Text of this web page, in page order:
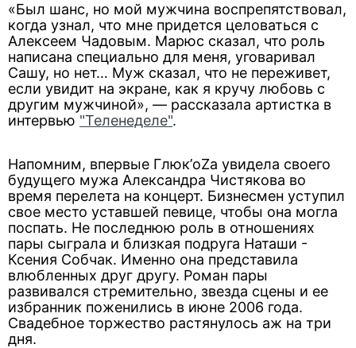
«Был шанс, но мой мужчина воспрепятствовал,
когда узнал, что мне придется целоваться с
Алексеем Чадовым. Марюс сказал, что роль
написана специально для меня, уговаривал
Сашу, но нет… Муж сказал, что не переживет,
если увидит на экране, как я кручу любовь с
другим мужчиной», — рассказала артистка в
интервью "Теленеделе".
Напомним, впервые Глюк’oZa увидела своего
будущего мужа Александра Чистякова во
время перелета на концерт. Бизнесмен уступил
свое место уставшей певице, чтобы она могла
поспать. Не последнюю роль в отношениях
пары сыграла и близкая подруга Наташи -
Ксения Собчак. Именно она представила
влюбленных друг другу. Роман пары
развивался стремительно, звезда сцены и ее
избранник поженились в июне 2006 года.
Свадебное торжество растянулось аж на три
дня.